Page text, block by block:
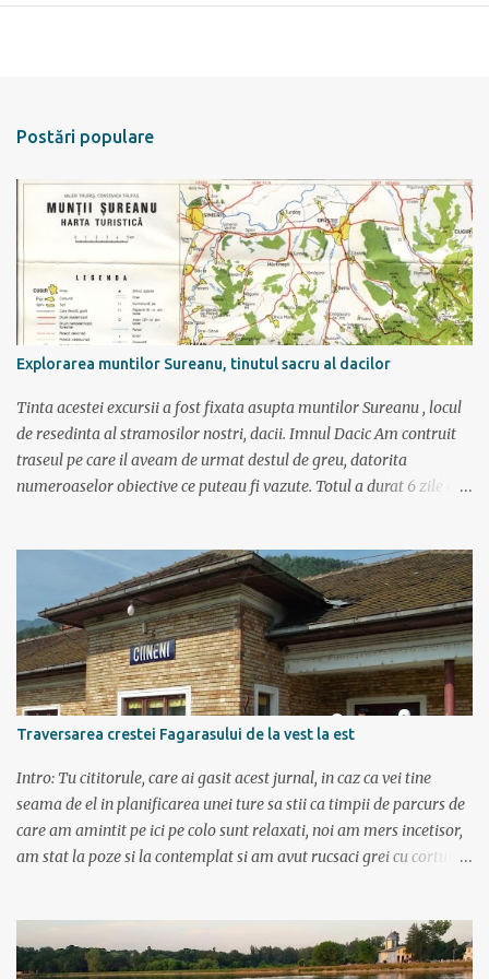
Postări populare
Explorarea muntilor Sureanu, tinutul sacru al dacilor
Tinta acestei excursii a fost fixata asupta muntilor Sureanu , locul
de resedinta al stramosilor nostri, dacii. Imnul Dacic Am contruit
traseul pe care il aveam de urmat destul de greu, datorita
numeroaselor obiective ce puteau fi vazute. Totul a durat 6 zile ca
plecam decat cu masina dacilor, ce-i drept restilizata si
imbunatatita, denumita acum Dacia Logan. Ne-am inarmat cu 3-4
harti si cu un plan bine documentat de vreo 15 pagini (cine il vrea
sa ridice mana sus). Am inghesuit cu greu rucsacii, corturile, sacii
de dormit si mancarea in masina.
Traversarea crestei Fagarasului de la vest la est
Intro: Tu cititorule, care ai gasit acest jurnal, in caz ca vei tine
seama de el in planificarea unei ture sa stii ca timpii de parcurs de
care am amintit pe ici pe colo sunt relaxati, noi am mers incetisor,
am stat la poze si la contemplat si am avut rucsaci grei cu corturi si
cuvenea ceva tare la munte, la altitudine, la aer curat. Si unde se
putea mai sus decat in Muntii Fagaras , cea mai lunga creasta